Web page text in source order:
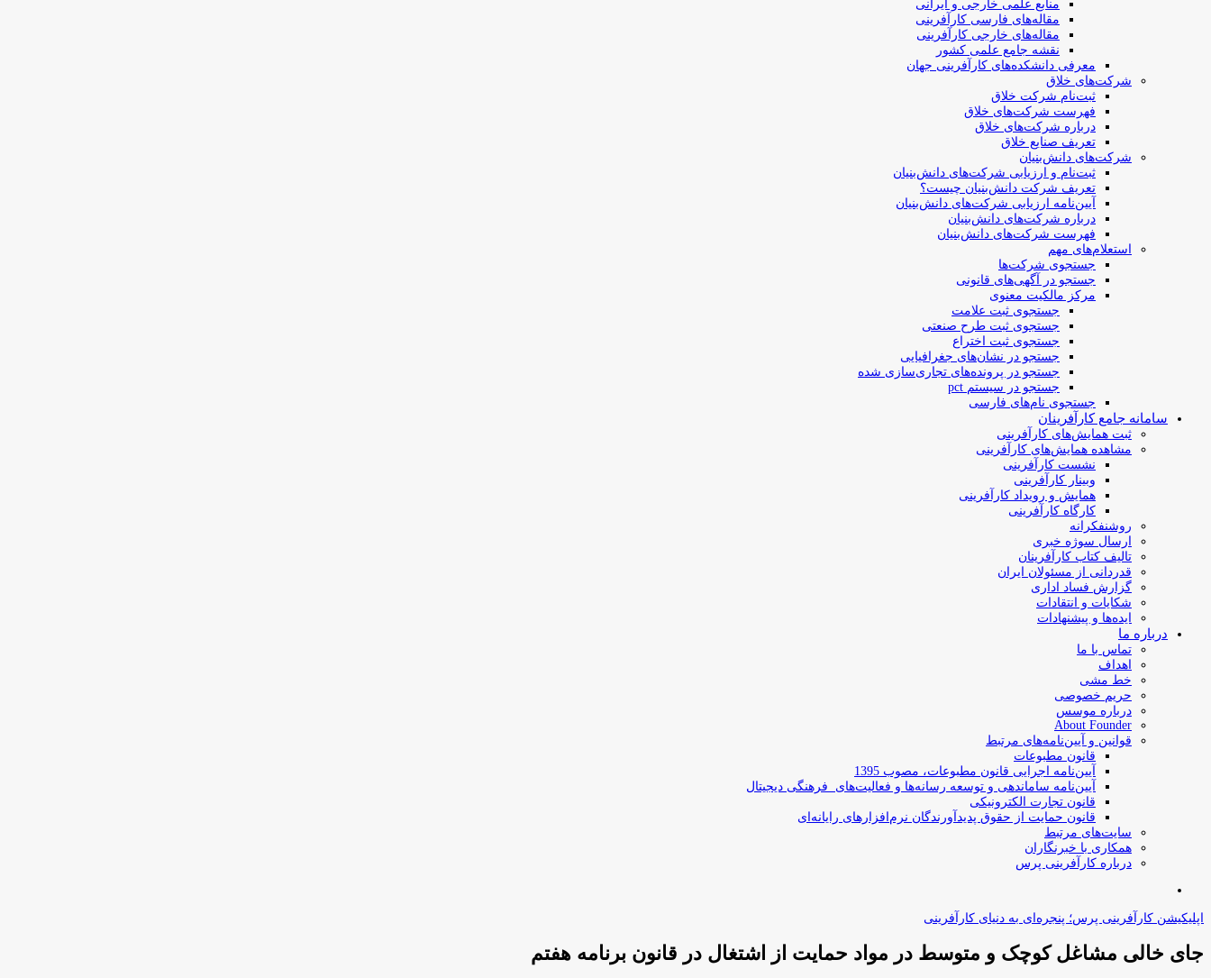
منابع علمی خارجی و ایرانی
مقاله‌های فارسی کارآفرینی
مقاله‌های خارجی کارآفرینی
نقشه جامع علمی کشور
معرفی دانشکده‌های کارآفرینی جهان
شرکت‌های خلاق
ثبت‌نام شرکت خلاق
فهرست شرکت‌های خلاق
درباره شرکت‌های خلاق
تعریف صنایع خلاق
شرکت‌های دانش‌بنیان
ثبت‌نام و ارزیابی شرکت‌های دانش‌بنیان
تعریف شرکت دانش‌بنیان چیست؟
آیین‌نامه ارزیابی شرکت‌های دانش‌بنیان
درباره شرکت‌های دانش‌بنیان
فهرست شرکت‌های دانش‌بنیان
استعلام‌های مهم
جستجوی شرکت‌ها
جستجو در آگهی‌های قانونی
مرکز مالکیت معنوی
جستجوی ثبت علامت
جستجوی ثبت طرح صنعتی
جستجوی ثبت اختراع
جستجو در نشان‌های جغرافیایی
جستجو در پرونده‌های تجاری‌سازی شده
جستجو در سیستم pct
جستجوی نام‌های فارسی
سامانه جامع کارآفرینان
ثبت همایش‌های کارآفرینی
مشاهده همایش‌های کارآفرینی
نشست کارآفرینی
وبینار کارآفرینی
همایش و رویداد کارآفرینی
کارگاه کارآفرینی
روشنفکرانه
ارسال سوژه‌ خبری
تالیف کتاب کارآفرینان
قدردانی از مسئولان ایران
گزارش فساد اداری
شکایات و انتقادات
ایده‌ها و پیشنهادات
درباره ما
تماس با ما
اهداف
خط مشی
حریم خصوصی
درباره موسس
About Founder
قوانین و آیین‌نامه‌های مرتبط
‌قانون مطبوعات
آیین‌نامه اجرایی قانون مطبوعات، مصوب 1395
آیین‌نامه سامان­دهی و توسعه رسانه­‌ها و فعالیت‌­های فرهنگی دیجیتال
قانون تجارت الکترونیکی
قانون حمایت از حقوق پدیدآورندگان نرم‌افزارهای رایانه‌ای
سایت‌های مرتبط
همکاری با خبرنگاران
درباره کارآفرینی پرس
اپلیکیشن کارآفرینی پرس؛ پنجره‌ای به دنیای کارآفرینی
جای خالی مشاغل کوچک و متوسط در مواد حمایت از اشتغال در قانون برنامه هفتم